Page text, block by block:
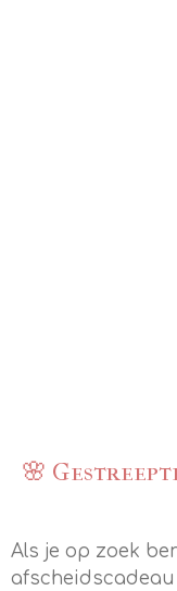
🌸
Als je op zoek